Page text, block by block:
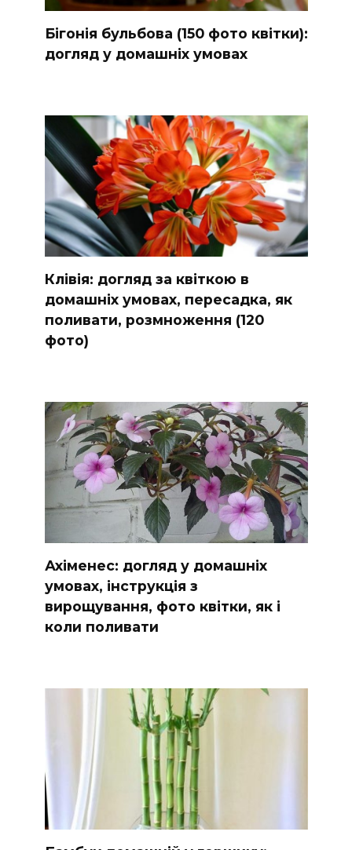
Бігонія бульбова (150 фото квітки):
догляд у домашніх умовах
Клівія: догляд за квіткою в
домашніх умовах, пересадка, як
поливати, розмноження (120
фото)
Ахіменес: догляд у домашніх
умовах, інструкція з
вирощування, фото квітки, як і
коли поливати